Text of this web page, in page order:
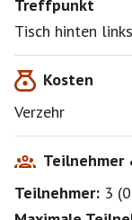
Treffpunkt
Tisch hinten links
Kosten
Verzehr
Teilnehmer
Teilnehmer: 3 (